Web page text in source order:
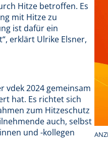
Hitze betroffen. Es
mit Hitze zu
ist dafür ein
erklärt Ulrike Elsner,
vdek 2024 gemeinsam
hat. Es richtet sich
zum Hitzeschutz
auch, selbst
und -kollegen